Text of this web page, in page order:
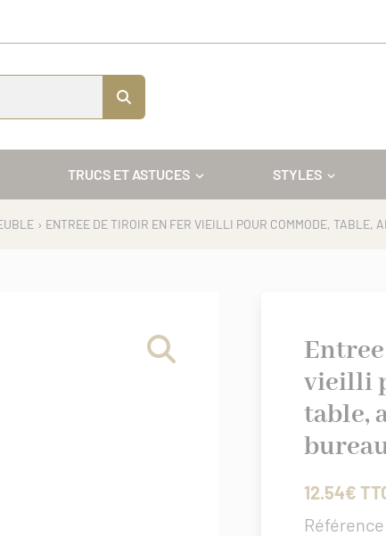
TRUCS ET ASTUCES STYLES
› ENTREE DE TIROIR EN FER VIEILLI POUR COMMODE, TABLE,
vieilli
table,
12.54€